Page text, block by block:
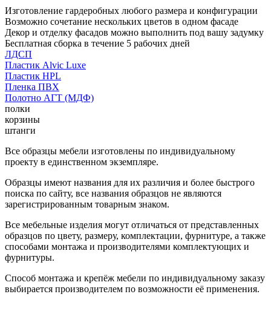
Изготовление гардеробных любого размера и конфигурации
Возможно сочетание нескольких цветов в одном фасаде
Декор и отделку фасадов можно выполнить под вашу задумку
Бесплатная сборка в течение 5 рабочих дней
ЛДСП
Пластик Alvic Luxe
Пластик HPL
Пленка ПВХ
Полотно АГТ (МДФ)
полки
корзины
штанги
Все образцы мебели изготовлены по индивидуальному
проекту в единственном экземпляре.
Образцы имеют названия для их различия и более быстрого
поиска по сайту, все названия образцов не являются
зарегистрированным товарным знаком.
Все мебельные изделия могут отличаться от представленных
образцов по цвету, размеру, комплектации, фурнитуре, а также
способами монтажа и производителями комплектующих и
фурнитуры.
Способ монтажа и крепёж мебели по индивидуальному заказу
выбирается производителем по возможности её применения.